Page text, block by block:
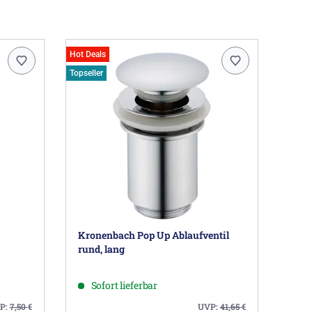
Schiltach DE, info@hansgrohe.de
7,50€
Hot Deals
Topseller
Kronenbach Pop Up Ablaufventil
rund, lang
Sofort lieferbar
UVP:41,65€